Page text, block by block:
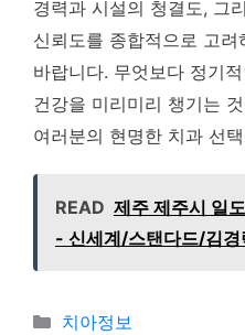
경력과 시설의 청결도, 그
신뢰도를 종합적으로 고
바랍니다. 무엇보다 정기
건강을 미리미리 챙기는
여러분의 현명한 치과 선
READ 제주 제주시 일
- 신세계/스탠다드/김경
카테고리
치아정보